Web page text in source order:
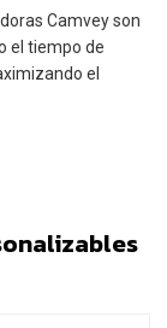
Camvey son
el tiempo de
el